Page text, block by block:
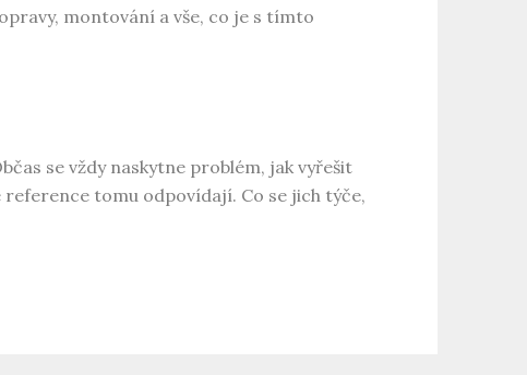
montování a vše, co je s tímto
se vždy naskytne problém, jak vyřešit
tomu odpovídají. Co se jich týče,